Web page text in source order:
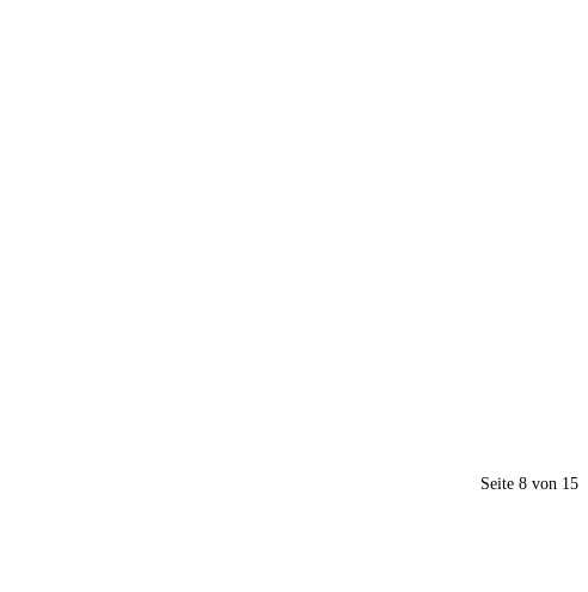
Seite 8 von 15